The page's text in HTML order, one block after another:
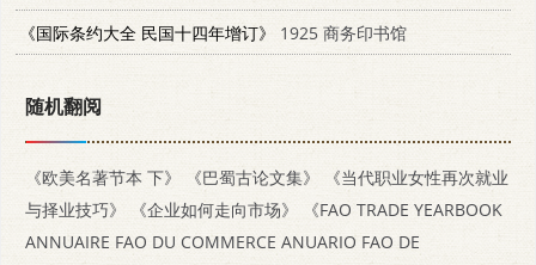
《国际条约大全 民国十四年增订》
1925 商务印书馆
随机翻阅
《欧美名著节本 下》 《巴蜀古论文集》
《当代职业女性再次就业
与择业技巧》
《企业如何走向市场》
《FAO TRADE YEARBOOK
ANNUAIRE FAO DU COMMERCE ANUARIO FAO DE